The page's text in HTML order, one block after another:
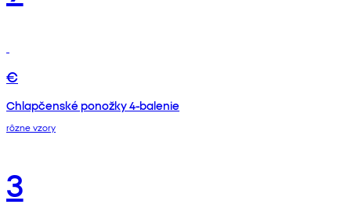
€
Chlapčenské ponožky 4-balenie
rôzne vzory
3